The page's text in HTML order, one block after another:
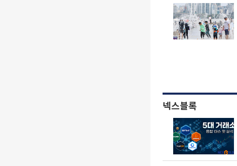
넥스블록